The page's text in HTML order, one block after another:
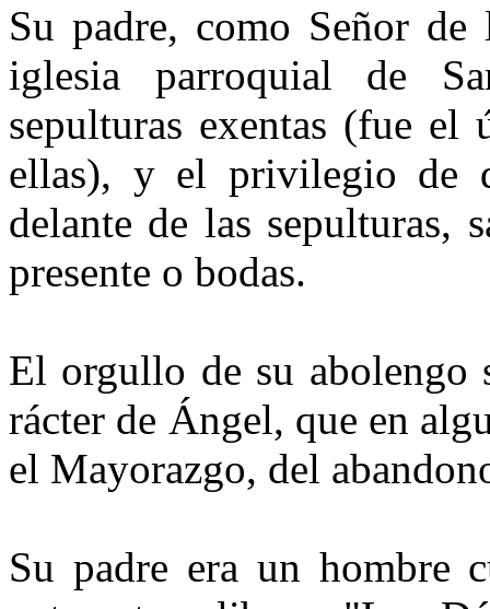
Su padre, como Señor
igle­sia parroquial de
sepulturas exen­tas (fue
ellas), y el privilegio de
delante de las sepulturas,
presente o bodas.
El orgullo de su abolengo
rácter de Ángel, que en
el Mayorazgo, del
Su padre era un hombre